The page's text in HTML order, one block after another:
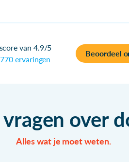
van 4.9/5
770 ervaringen
Beoordeel
over
Alles wat je moet weten.